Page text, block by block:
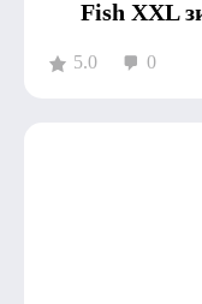
Fish XXL
5.0 0